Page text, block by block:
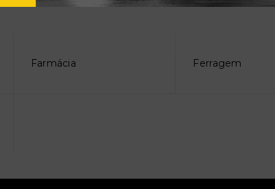
Farmácia Ferragem